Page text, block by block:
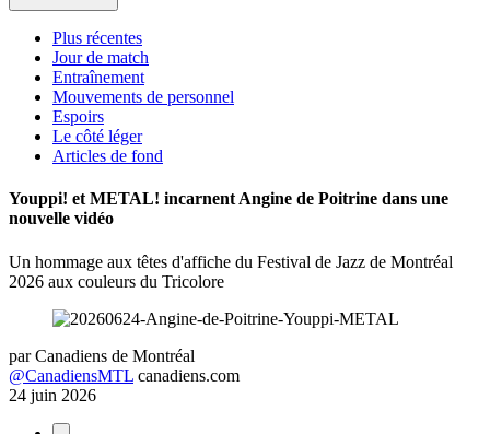
Plus récentes
Jour de match
Entraînement
Mouvements de personnel
Espoirs
Le côté léger
Articles de fond
Youppi! et METAL! incarnent Angine de Poitrine dans une
nouvelle vidéo
Un hommage aux têtes d'affiche du Festival de Jazz de Montréal
2026 aux couleurs du Tricolore
par Canadiens de Montréal
@CanadiensMTL canadiens.com
24 juin 2026